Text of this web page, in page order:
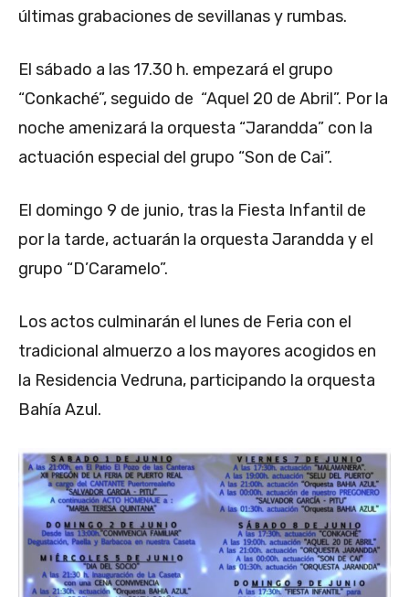
últimas grabaciones de sevillanas y rumbas.
El sábado a las 17.30 h. empezará el grupo
“Conkaché”, seguido de “Aquel 20 de Abril”. Por la
noche amenizará la orquesta “Jarandda” con la
actuación especial del grupo “Son de Cai”.
El domingo 9 de junio, tras la Fiesta Infantil de
por la tarde, actuarán la orquesta Jarandda y el
grupo “D’Caramelo”.
Los actos culminarán el lunes de Feria con el
tradicional almuerzo a los mayores acogidos en
la Residencia Vedruna, participando la orquesta
Bahía Azul.